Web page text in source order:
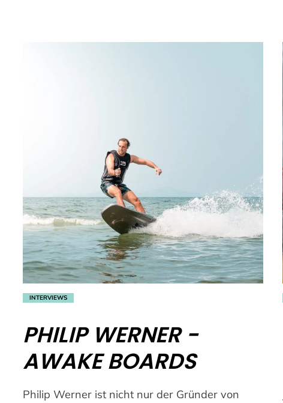
INTERVIEWS
PHILIP WERNER -
AWAKE BOARDS
Philip Werner ist nicht nur der Gründer von